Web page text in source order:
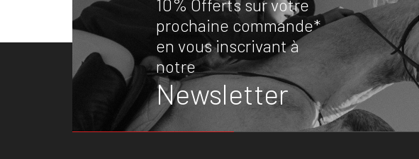
10% Offerts sur votre
prochaine commande*
en vous inscrivant à
notre
Newsletter